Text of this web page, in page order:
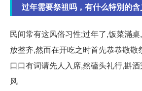
过年需要祭祖吗，有什么特別的
民间常有这风俗习性;过年了,饭菜滿
放整齐,然而在开吃之时首先恭恭敬敬
口口有词请先人入席,然磕头礼行,斟
风